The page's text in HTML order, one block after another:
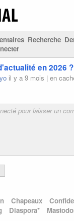
Recherche
en 2026 ?
il y a 9 mois | en
Chapeaux
Diaspora*